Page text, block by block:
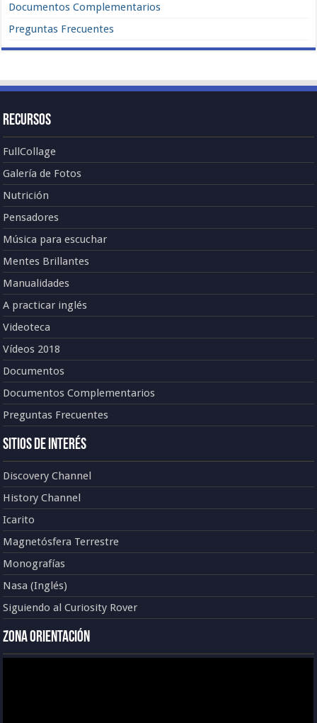
Documentos Complementarios
Preguntas Frecuentes
Recursos
FullCollage
Galería de Fotos
Nutrición
Pensadores
Música para escuchar
Mentes Brillantes
Manualidades
A practicar inglés
Videoteca
Vídeos 2018
Documentos
Documentos Complementarios
Preguntas Frecuentes
Sitios de Interés
Discovery Channel
History Channel
Icarito
Magnetósfera Terrestre
Monografías
Nasa (Inglés)
Siguiendo al Curiosity Rover
Zona Orientación